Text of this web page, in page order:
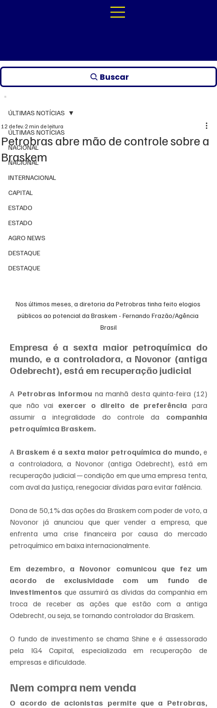
Buscar
ÚLTIMAS NOTÍCIAS
NACIONAL
NACIONAL
INTERNACIONAL
CAPITAL
ESTADO
ESTADO
AGRO NEWS
DESTAQUE
DESTAQUE
ÚLTIMAS NOTÍCIAS
Petrobras abre mão de controle sobre a
Braskem
12 de fev.2 min de leitura
Nos últimos meses, a diretoria da Petrobras tinha feito elogios
públicos ao potencial da Braskem - Fernando Frazão/Agência
Brasil
Empresa é a sexta maior petroquímica do
mundo, e a controladora, a Novonor (antiga
Odebrecht), está em recuperação judicial
A Petrobras informou na manhã desta quinta-feira (12)
que não vai exercer o direito de preferência para
assumir a integralidade do controle da companhia
petroquímica Braskem.
A Braskem é a sexta maior petroquímica do mundo, e
a controladora, a Novonor (antiga Odebrecht), está em
recuperação judicial ─ condição em que uma empresa tenta,
com aval da Justiça, renegociar dívidas para evitar falência.
Dona de 50,1% das ações da Braskem com poder de voto, a
Novonor já anunciou que quer vender a empresa, que
enfrenta uma crise financeira por causa do mercado
petroquímico em baixa internacionalmente.
Em dezembro, a Novonor comunicou que fez um
acordo de exclusividade com um fundo de
investimentos que assumirá as dívidas da companhia em
troca de receber as ações que estão com a antiga
Odebrecht, ou seja, se tornando controlador da Braskem.
O fundo de investimento se chama Shine e é assessorado
pela IG4 Capital, especializada em recuperação de
empresas e dificuldade.
Nem compra nem venda
O acordo de acionistas permite que a Petrobras,